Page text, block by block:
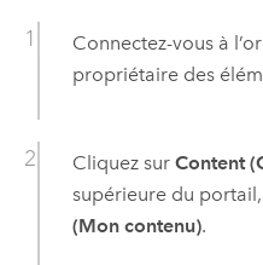
Connectez-vous à
propriétaire des
Cliquez sur Content
supérieure du
(Mon contenu).